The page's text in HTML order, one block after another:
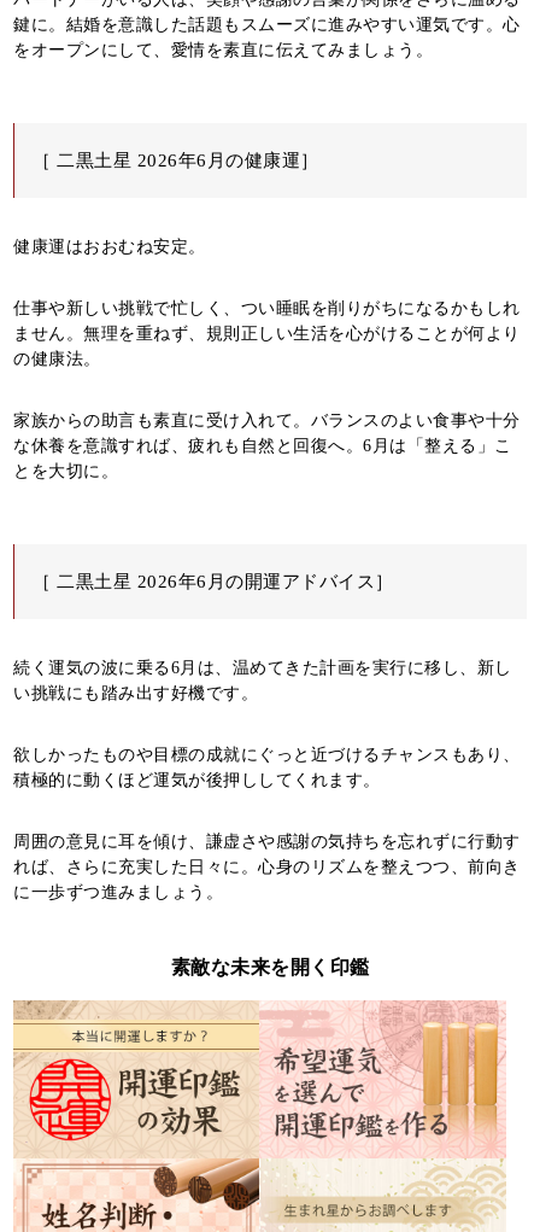
鍵に。結婚を意識した話題もスムーズに進みやすい運気です。心
をオープンにして、愛情を素直に伝えてみましょう。
［ 二黒土星 2026年6月の健康運］
健康運はおおむね安定。
仕事や新しい挑戦で忙しく、つい睡眠を削りがちになるかもしれ
ません。無理を重ねず、規則正しい生活を心がけることが何より
の健康法。
家族からの助言も素直に受け入れて。バランスのよい食事や十分
な休養を意識すれば、疲れも自然と回復へ。6月は「整える」こ
とを大切に。
［ 二黒土星 2026年6月の開運アドバイス］
続く運気の波に乗る6月は、温めてきた計画を実行に移し、新し
い挑戦にも踏み出す好機です。
欲しかったものや目標の成就にぐっと近づけるチャンスもあり、
積極的に動くほど運気が後押ししてくれます。
周囲の意見に耳を傾け、謙虚さや感謝の気持ちを忘れずに行動す
れば、さらに充実した日々に。心身のリズムを整えつつ、前向き
に一歩ずつ進みましょう。
素敵な未来を開く印鑑